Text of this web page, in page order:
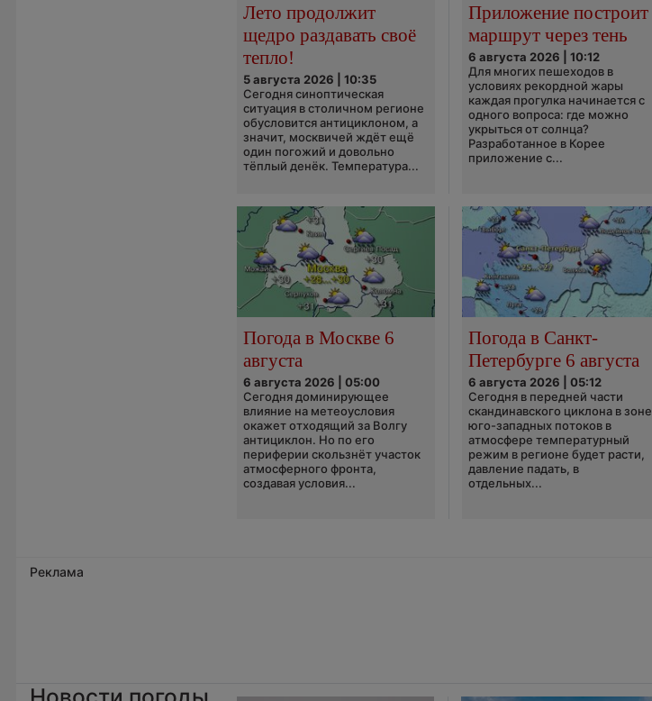
Лето продолжит
щедро раздавать своё
тепло!
5 августа 2026 | 10:35
Сегодня синоптическая
ситуация в столичном регионе
обусловится антициклоном, а
значит, москвичей ждёт ещё
один погожий и довольно
тёплый денёк. Температура...
Приложение построит
маршрут через тень
6 августа 2026 | 10:12
Для многих пешеходов в
условиях рекордной жары
каждая прогулка начинается с
одного вопроса: где можно
укрыться от солнца?
Разработанное в Корее
приложение с...
Погода в Москве 6
августа
6 августа 2026 | 05:00
Сегодня доминирующее
влияние на метеоусловия
окажет отходящий за Волгу
антициклон. Но по его
периферии скользнёт участок
атмосферного фронта,
создавая условия...
Погода в Санкт-
Петербурге 6 августа
6 августа 2026 | 05:12
Сегодня в передней части
скандинавского циклона в зоне
юго-западных потоков в
атмосфере температурный
режим в регионе будет расти,
давление падать, в
отдельных...
Реклама